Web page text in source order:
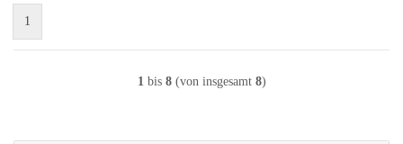
1
1bis 8(von insgesamt 8)